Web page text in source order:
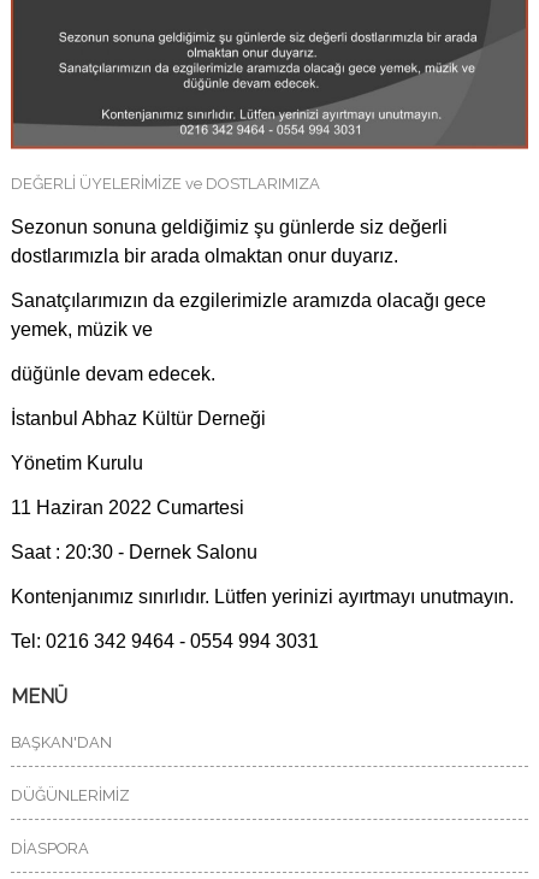
DEĞERLİ ÜYELERİMİZE ve DOSTLARIMIZA
Sezonun sonuna geldiğimiz şu günlerde siz değerli
dostlarımızla bir arada olmaktan onur duyarız.
Sanatçılarımızın da ezgilerimizle aramızda olacağı gece
yemek, müzik ve
düğünle devam edecek.
İstanbul Abhaz Kültür Derneği
Yönetim Kurulu
11 Haziran 2022 Cumartesi
Saat : 20:30 - Dernek Salonu
Kontenjanımız sınırlıdır. Lütfen yerinizi ayırtmayı unutmayın.
Tel: 0216 342 9464 - 0554 994 3031
MENÜ
BAŞKAN'DAN
DÜĞÜNLERİMİZ
DİASPORA